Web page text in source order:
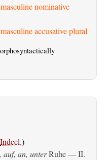
nominative
accusative plural
Indecl.)
auf, an, unterRuhe — II.